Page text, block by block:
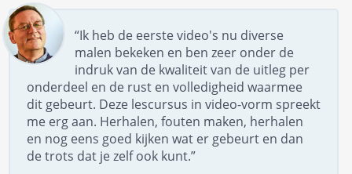
“Ik heb de eerste video's nu diverse
malen bekeken en ben zeer onder de
indruk van de kwaliteit van de uitleg per
onderdeel en de rust en volledigheid waarmee
dit gebeurt. Deze lescursus in video-vorm spreekt
me erg aan. Herhalen, fouten maken, herhalen
en nog eens goed kijken wat er gebeurt en dan
de trots dat je zelf ook kunt.”